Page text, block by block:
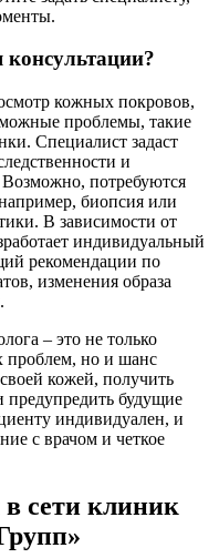
кожных покровов,
проблемы, такие
Специалист задаст
и
Возможно, потребуются
биопсия или
В зависимости от
индивидуальный
рекомендации по
изменения образа
– это не только
проблем, но и шанс
кожей, получить
будущие
индивидуален, и
с врачом и четкое
сети клиник